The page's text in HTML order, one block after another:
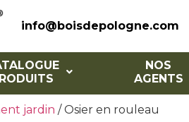
info@boisdepologne.com
NOS
AGENTS
jardin / Osier en rouleau